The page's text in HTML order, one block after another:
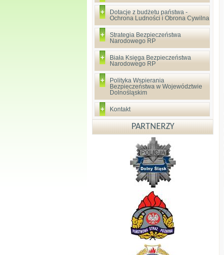
Dotacje z budżetu państwa -
Ochrona Ludności i Obrona Cywilna
Strategia Bezpieczeństwa
Narodowego RP
Biała Księga Bezpieczeństwa
Narodowego RP
Polityka Wspierania
Bezpieczeństwa w Województwie
Dolnośląskim
Kontakt
PARTNERZY